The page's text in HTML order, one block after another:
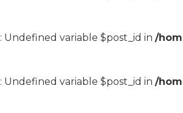
: Undefined variable $post_id in/
: Undefined variable $post_id in/